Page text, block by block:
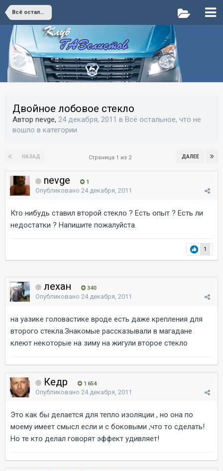
Всё остальное, что не вошло в категории
Двойное лобовое стекло
Автор nevge, 24 декабря, 2011 в Всё остальное, что не
вошло в категории
НАЗАД ДАЛЕЕ
Страница 1 из 2
nevge 1
Опубликовано 24 декабря, 2011
Кто нибудь ставил второй стекло ? Есть опыт ? Есть ли
недостатки ? Напишите пожалуйста.
1
лехан 340
Опубликовано 24 декабря, 2011
на уазике головастике вроде есть даже крепления для
второго стекла.Знакомые рассказывали в магадане
клеют некоторые на зиму на жигули второе стекло
Кедр 1 654
Опубликовано 24 декабря, 2011
Это как бы делается для тепло изоляции , но она по
моему имеет смысл если и с боковыми ,что то сделать!
Но те кто делал говорят эффект удивляет!